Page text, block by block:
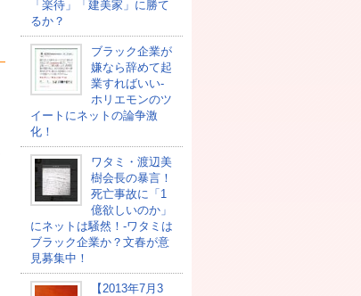
「楽待」「建美家」に勝て
るか？
ブラック企業が
嫌なら辞めて起
業すればいい-
ホリエモンのツ
イートにネットの論争激
化！
ワタミ・渡辺美
樹会長の暴言！
死亡事故に「1
億欲しいのか」
にネットは騒然！-ワタミは
ブラック企業か？文春が意
見募集中！
【2013年7月3